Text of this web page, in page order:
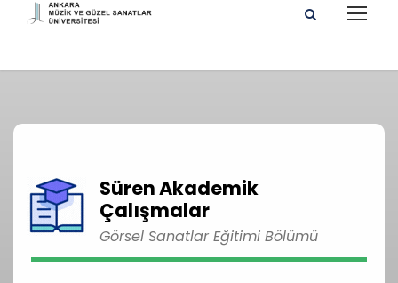
Süren Akademik
Çalışmalar
Görsel Sanatlar Eğitimi Bölümü